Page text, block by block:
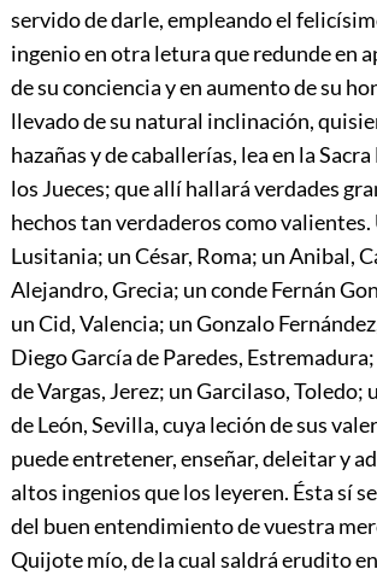
servido de darle, empleando el
ingenio en otra letura que redunde en
de su conciencia y en aumento de su
llevado de su natural inclinación,
hazañas y de caballerías, lea en la
los Jueces; que allí hallará verdades
hechos tan verdaderos como
Lusitania; un César, Roma; un Anibal,
Alejandro, Grecia; un conde Fernán
un Cid, Valencia; un Gonzalo
Diego García de Paredes,
de Vargas, Jerez; un Garcilaso, Toledo;
de León, Sevilla, cuya leción de sus
puede entretener, enseñar, deleitar y
altos ingenios que los leyeren. Ésta sí
del buen entendimiento de vuestra
Quijote mío, de la cual saldrá erudito